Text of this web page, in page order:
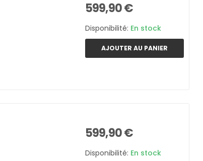
599,90 €
Disponibilité: En stock
AJOUTER AU PANIER
599,90 €
Disponibilité: En stock